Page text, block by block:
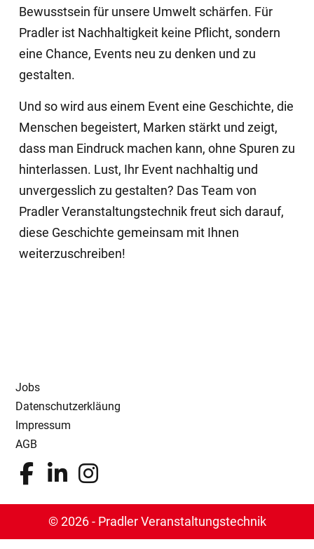
Bewusstsein für unsere Umwelt schärfen. Für
Pradler ist Nachhaltigkeit keine Pflicht, sondern
eine Chance, Events neu zu denken und zu
gestalten.
Und so wird aus einem Event eine Geschichte, die
Menschen begeistert, Marken stärkt und zeigt,
dass man Eindruck machen kann, ohne Spuren zu
hinterlassen. Lust, Ihr Event nachhaltig und
unvergesslich zu gestalten? Das Team von
Pradler Veranstaltungstechnik freut sich darauf,
diese Geschichte gemeinsam mit Ihnen
weiterzuschreiben!
Jobs
Datenschutzerkläung
Impressum
AGB
© 2026 - Pradler Veranstaltungstechnik